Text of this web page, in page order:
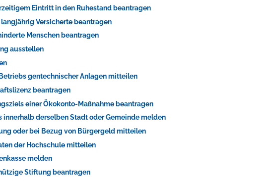
Eintritt in den Ruhestand beantragen
Versicherte beantragen
Menschen beantragen
ausstellen
gentechnischer Anlagen mitteilen
beantragen
einer Ökokonto-Maßnahme beantragen
innerhalb derselben Stadt oder Gemeinde melden
oder bei Bezug von Bürgergeld mitteilen
der Hochschule mitteilen
melden
Stiftung beantragen